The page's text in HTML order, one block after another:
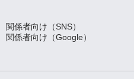
関係者向け（SNS）
関係者向け（Google）